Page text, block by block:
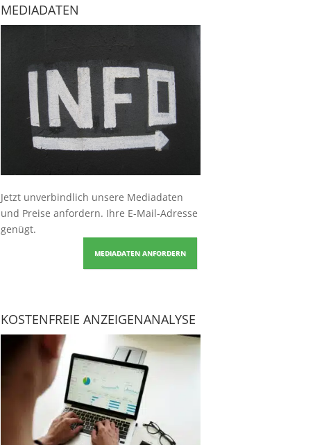
MEDIADATEN
Jetzt unverbindlich unsere Mediadaten
und Preise anfordern. Ihre E-Mail-Adresse
genügt.
MEDIADATEN ANFORDERN
KOSTENFREIE ANZEIGENANALYSE